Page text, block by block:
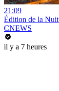
21:09
Édition de la
CNEWS
il y a 7 heures